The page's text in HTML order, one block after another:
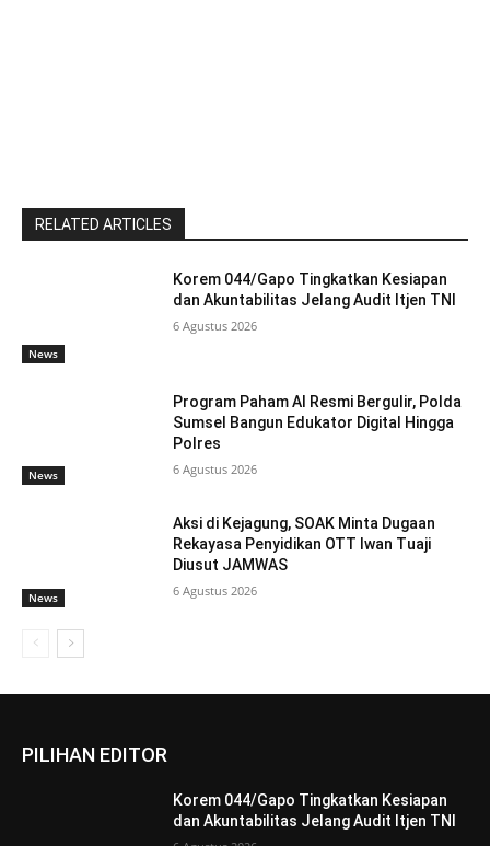
RELATED ARTICLES
News
Korem 044/Gapo Tingkatkan Kesiapan
dan Akuntabilitas Jelang Audit Itjen TNI
6 Agustus 2026
News
Program Paham AI Resmi Bergulir, Polda
Sumsel Bangun Edukator Digital Hingga
Polres
6 Agustus 2026
News
Aksi di Kejagung, SOAK Minta Dugaan
Rekayasa Penyidikan OTT Iwan Tuaji
Diusut JAMWAS
6 Agustus 2026
PILIHAN EDITOR
Korem 044/Gapo Tingkatkan Kesiapan
dan Akuntabilitas Jelang Audit Itjen TNI